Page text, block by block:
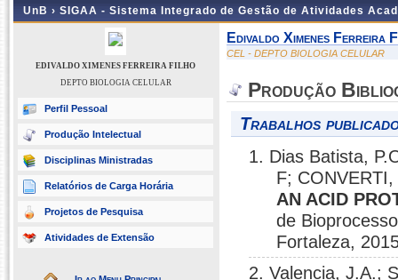
UnB › SIGAA - Sistema Integrado de Gestão de Atividades
EDIVALDO XIMENES FERREIRA FILHO
DEPTO BIOLOGIA CELULAR
Perfil Pessoal
Produção Intelectual
Disciplinas Ministradas
Relatórios de Carga Horária
Projetos de Pesquisa
Atividades de Extensão
Edivaldo Ximenes Ferreira
CEL - DEPTO BIOLOGIA CELULAR
Produção
Trabalhos
1. Dias Batista,
F;
AN ACID
de
Fortaleza,
2. Valencia, J.A.;